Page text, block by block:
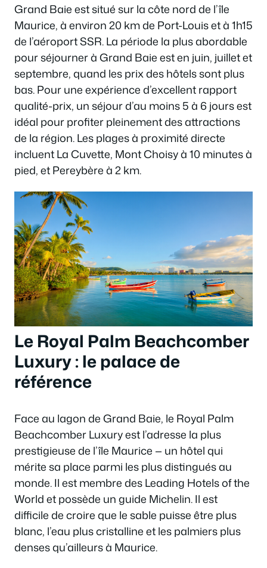
Grand Baie est situé sur la côte nord de l’île
Maurice, à environ 20 km de Port-Louis et à 1h15
de l’aéroport SSR. La période la plus abordable
pour séjourner à Grand Baie est en juin, juillet et
septembre, quand les prix des hôtels sont plus
bas. Pour une expérience d’excellent rapport
qualité-prix, un séjour d’au moins 5 à 6 jours est
idéal pour profiter pleinement des attractions
de la région. Les plages à proximité directe
incluent La Cuvette, Mont Choisy à 10 minutes à
pied, et Pereybère à 2 km.
Le Royal Palm Beachcomber
Luxury : le palace de
référence
Face au lagon de Grand Baie, le Royal Palm
Beachcomber Luxury est l’adresse la plus
prestigieuse de l’île Maurice — un hôtel qui
mérite sa place parmi les plus distingués au
monde. Il est membre des Leading Hotels of the
World et possède un guide Michelin. Il est
difficile de croire que le sable puisse être plus
blanc, l’eau plus cristalline et les palmiers plus
denses qu’ailleurs à Maurice.